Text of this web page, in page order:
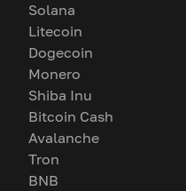
Solana
Litecoin
Dogecoin
Monero
Shiba Inu
Bitcoin Cash
Avalanche
Tron
BNB